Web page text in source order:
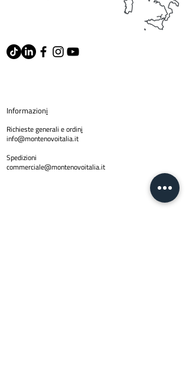
Informazioni
Richieste generali e ordini
info@montenovoitalia.it
Spedizioni
commerciale@montenovoitalia.it